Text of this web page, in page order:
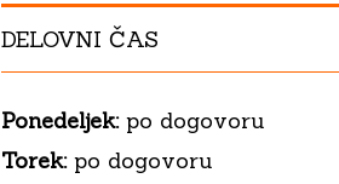
DELOVNI ČAS
Ponedeljek:po dogovoru
Torek:po dogovoru